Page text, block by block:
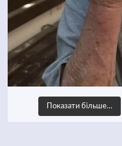
Показати більше…